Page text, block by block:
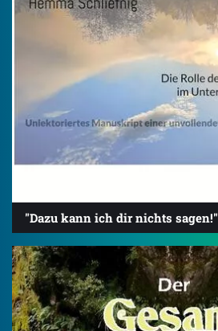
"Dazu kann ich dir nichts sagen!"